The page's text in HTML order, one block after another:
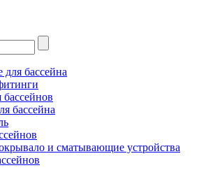
бассейна
бассейна
и сматывающие устройства